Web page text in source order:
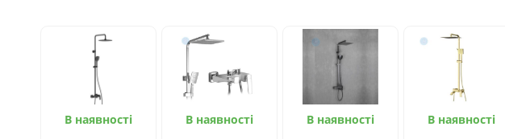
В наявності В наявності В наявності В наявності